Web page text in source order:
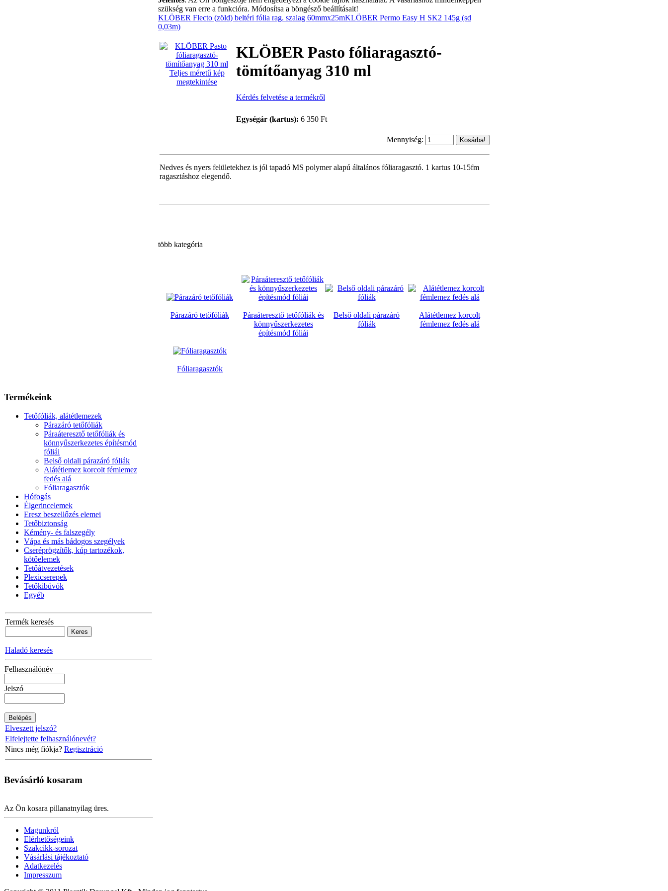
szükség van erre a funkcióra. Módosítsa a böngésző beállításait!
KLÖBER Flecto (zöld) beltéri fólia rag. szalag 60mmx25mKLÖBER Permo Easy H SK2 145g (sd
0,03m)
Teljes méretű kép
megtekintése
KLÖBER Pasto fóliaragasztó-
tömítőanyag 310 ml
Kérdés felvetése a termékről
Egységár (kartus): 6 350 Ft
Mennyiség:
Nedves és nyers felületekhez is jól tapadó MS polymer alapú általános fóliaragasztó. 1 kartus 10-15fm
ragasztáshoz elegendő.
több kategória
Párazáró tetőfóliák
Páraáteresztő tetőfóliák és
könnyűszerkezetes
építésmód fóliái
Belső oldali párazáró
fóliák
Alátétlemez korcolt
fémlemez fedés alá
Fóliaragasztók
Termékeink
Tetőfóliák, alátétlemezek
Párazáró tetőfóliák
Páraáteresztő tetőfóliák és
könnyűszerkezetes építésmód
fóliái
Belső oldali párazáró fóliák
Alátétlemez korcolt fémlemez
fedés alá
Fóliaragasztók
Hófogás
Élgerincelemek
Eresz beszellőzés elemei
Tetőbiztonság
Kémény- és falszegély
Vápa és más bádogos szegélyek
Cseréprögzítők, kúp tartozékok,
kötőelemek
Tetőátvezetések
Plexicserepek
Tetőkibúvók
Egyéb
Termék keresés
Haladó keresés
Felhasználónév
Jelszó
Elveszett jelszó?
Elfelejtette felhasználónevét?
Nincs még fiókja? Regisztráció
Bevásárló kosaram
Az Ön kosara pillanatnyilag üres.
Magunkról
Elérhetőségeink
Szakcikk-sorozat
Vásárlási tájékoztató
Adatkezelés
Impresszum